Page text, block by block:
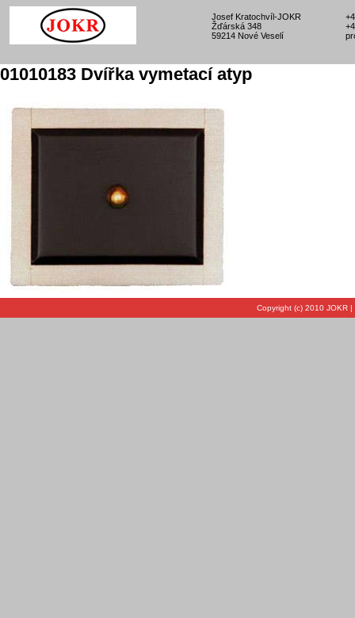
Josef Kratochvíl-JOKR
Žďárská 348
59214 Nové Veselí
01010183 Dvířka vymetací atyp
Copyright (c) 2010 JOKR